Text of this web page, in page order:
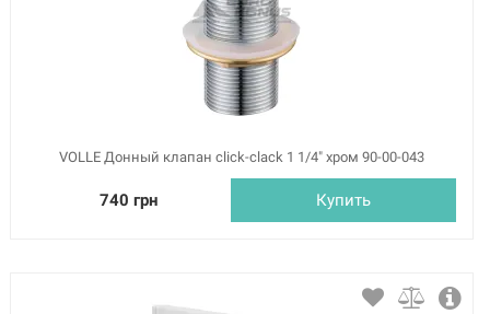
VOLLE Донный клапан click-clack 1 1/4" хром 90-00-043
740 грн Купить